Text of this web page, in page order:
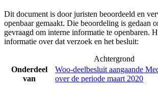
Dit document is door juristen beoordeeld en
openbaar gemaakt. Die beoordeling is gedaan
gevraagd om interne informatie te openbaren.
informatie over dat verzoek en het besluit:
Achtergrond
Onderdeel
van
Woo-deelbesluit aangaande
over de periode maart 2020